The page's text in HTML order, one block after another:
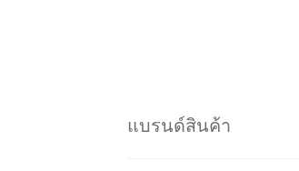
แบรนด์สินค้า